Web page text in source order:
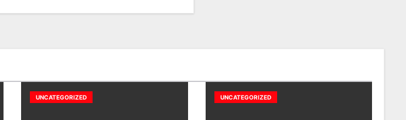
UNCATEGORIZED UNCATEGORIZED